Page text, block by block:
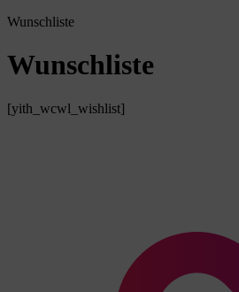
Wunschliste
Wunschliste
[yith_wcwl_wishlist]